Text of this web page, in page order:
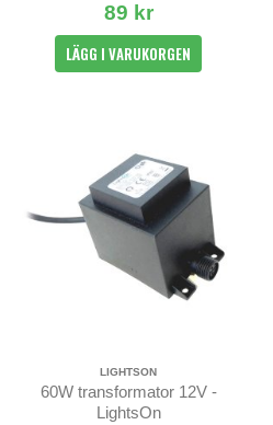
89 kr
LÄGG I VARUKORGEN
LIGHTSON
60W transformator 12V -
LightsOn